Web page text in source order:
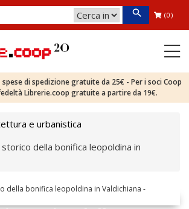
(0)
di spedizione gratuite da 25€ - Per i soci Coop
Librerie.coop gratuite a partire da 19€.
e urbanistica
della bonifica leopoldina in